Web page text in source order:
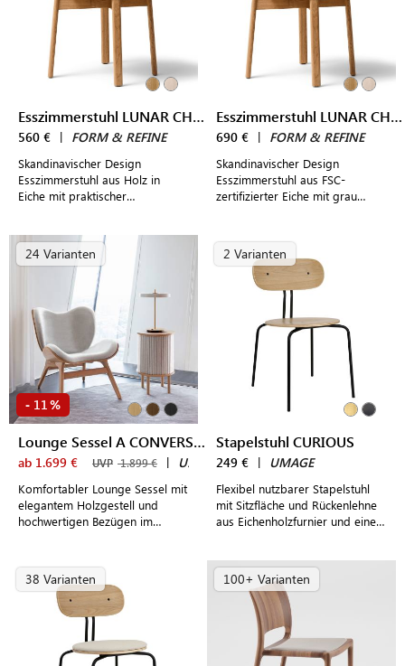
Esszimmerstuhl LUNAR CHAIR
560 € | FORM & REFINE
Skandinavischer Design
Esszimmerstuhl aus Holz in
Eiche mit praktischer
Essbereiche
Esszimmerstuhl LUNAR CHAIR gepolstert
690 € | FORM & REFINE
Skandinavischer Design
Esszimmerstuhl aus FSC-
zertifizierter Eiche mit grau
24 Varianten
- 11 %
Lounge Sessel A CONVERSATION PIECE LOW
ab 1.699 € UVP 1.899 € | UMAGE
Komfortabler Lounge Sessel mit
elegantem Holzgestell und
hochwertigen Bezügen im
2 Varianten
Stapelstuhl CURIOUS
249 € | UMAGE
Flexibel nutzbarer Stapelstuhl
mit Sitzfläche und Rückenlehne
aus Eichenholzfurnier und einem
gestaltete Wohnräume
38 Varianten 100+ Varianten